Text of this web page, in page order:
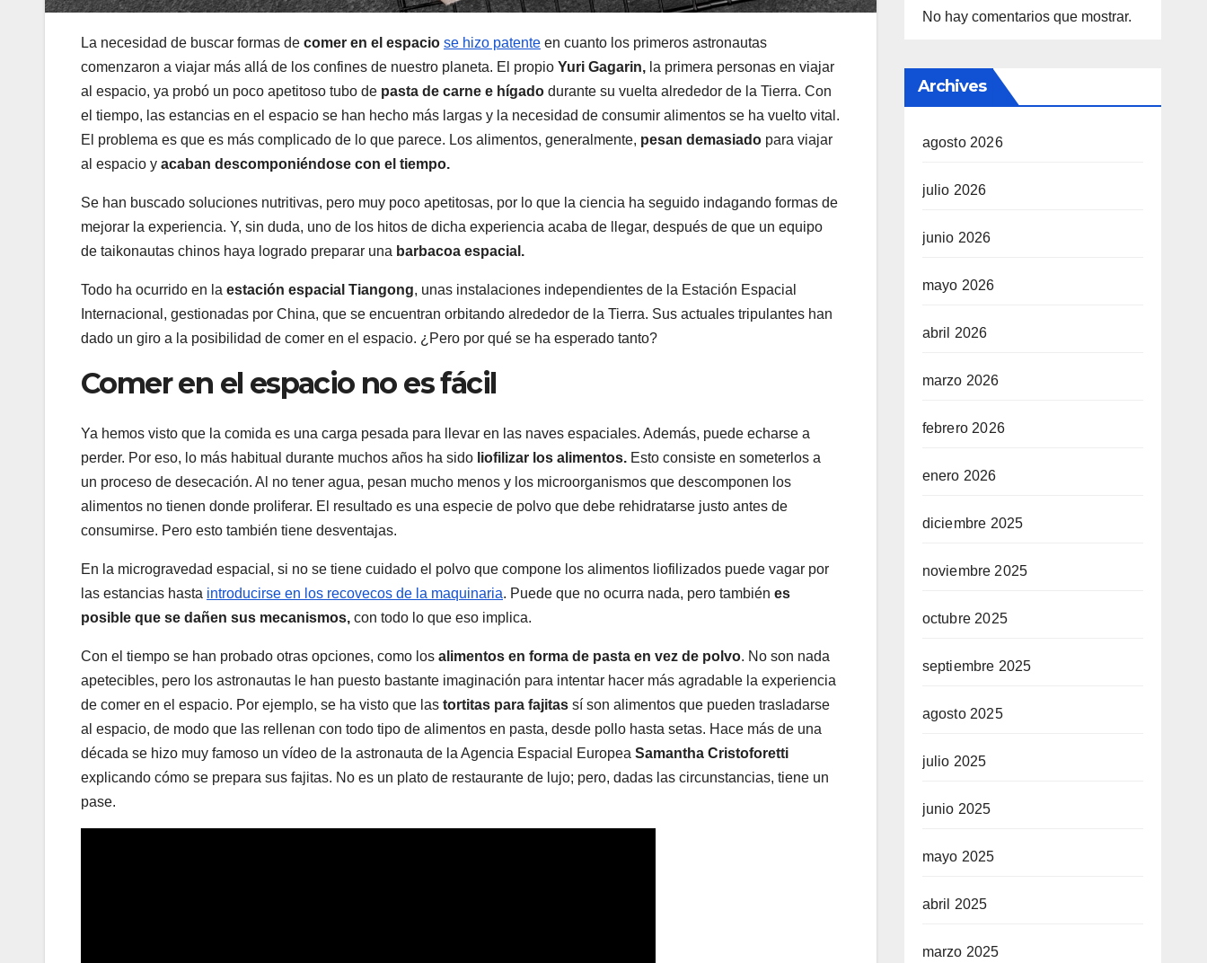
La necesidad de buscar formas de comer en el espacio se hizo patente en cuanto los primeros astronautas
comenzaron a viajar más allá de los confines de nuestro planeta. El propio Yuri Gagarin, la primera personas en viajar
al espacio, ya probó un poco apetitoso tubo de pasta de carne e hígado durante su vuelta alrededor de la Tierra. Con
el tiempo, las estancias en el espacio se han hecho más largas y la necesidad de consumir alimentos se ha vuelto vital.
El problema es que es más complicado de lo que parece. Los alimentos, generalmente, pesan demasiado para viajar
al espacio y acaban descomponiéndose con el tiempo.
Se han buscado soluciones nutritivas, pero muy poco apetitosas, por lo que la ciencia ha seguido indagando formas de
mejorar la experiencia. Y, sin duda, uno de los hitos de dicha experiencia acaba de llegar, después de que un equipo
de taikonautas chinos haya logrado preparar una barbacoa espacial.
Todo ha ocurrido en la estación espacial Tiangong, unas instalaciones independientes de la Estación Espacial
Internacional, gestionadas por China, que se encuentran orbitando alrededor de la Tierra. Sus actuales tripulantes han
dado un giro a la posibilidad de comer en el espacio. ¿Pero por qué se ha esperado tanto?
Comer en el espacio no es fácil
Ya hemos visto que la comida es una carga pesada para llevar en las naves espaciales. Además, puede echarse a
perder. Por eso, lo más habitual durante muchos años ha sido liofilizar los alimentos. Esto consiste en someterlos a
un proceso de desecación. Al no tener agua, pesan mucho menos y los microorganismos que descomponen los
alimentos no tienen donde proliferar. El resultado es una especie de polvo que debe rehidratarse justo antes de
consumirse. Pero esto también tiene desventajas.
En la microgravedad espacial, si no se tiene cuidado el polvo que compone los alimentos liofilizados puede vagar por
las estancias hasta introducirse en los recovecos de la maquinaria. Puede que no ocurra nada, pero también es
posible que se dañen sus mecanismos, con todo lo que eso implica.
Con el tiempo se han probado otras opciones, como los alimentos en forma de pasta en vez de polvo. No son nada
apetecibles, pero los astronautas le han puesto bastante imaginación para intentar hacer más agradable la experiencia
de comer en el espacio. Por ejemplo, se ha visto que las tortitas para fajitas sí son alimentos que pueden trasladarse
al espacio, de modo que las rellenan con todo tipo de alimentos en pasta, desde pollo hasta setas. Hace más de una
década se hizo muy famoso un vídeo de la astronauta de la Agencia Espacial Europea Samantha Cristoforetti
explicando cómo se prepara sus fajitas. No es un plato de restaurante de lujo; pero, dadas las circunstancias, tiene un
pase.
No hay comentarios que mostrar.
Archives
agosto 2026
julio 2026
junio 2026
mayo 2026
abril 2026
marzo 2026
febrero 2026
enero 2026
diciembre 2025
noviembre 2025
octubre 2025
septiembre 2025
agosto 2025
julio 2025
junio 2025
mayo 2025
abril 2025
marzo 2025